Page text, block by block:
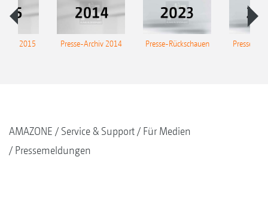
2015 Presse-Archiv 2014 Presse-Rückschauen Presse-
AMAZONE Service & Support
Für Medien
Pressemeldungen